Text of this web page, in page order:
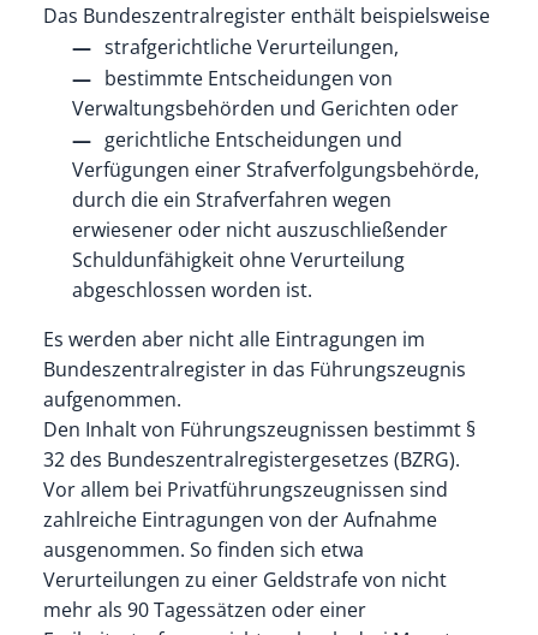
Das Bundeszentralregister enthält beispielsweise
strafgerichtliche Verurteilungen,
bestimmte Entscheidungen von
Verwaltungsbehörden und Gerichten oder
gerichtliche Entscheidungen und
Verfügungen einer Strafverfolgungsbehörde,
durch die ein Strafverfahren wegen
erwiesener oder nicht auszuschließender
Schuldunfähigkeit ohne Verurteilung
abgeschlossen worden ist.
Es werden aber nicht alle Eintragungen im
Bundeszentralregister in das Führungszeugnis
aufgenommen.
Den Inhalt von Führungszeugnissen bestimmt §
32 des Bundeszentralregistergesetzes (BZRG).
Vor allem bei Privatführungszeugnissen sind
zahlreiche Eintragungen von der Aufnahme
ausgenommen. So finden sich etwa
Verurteilungen zu einer Geldstrafe von nicht
mehr als 90 Tagessätzen oder einer